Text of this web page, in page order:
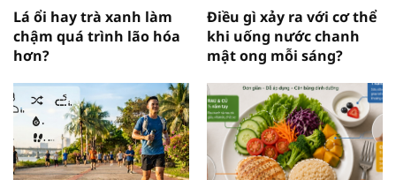
Lá ổi hay trà xanh làm
chậm quá trình lão hóa
hơn?
Điều gì xảy ra với cơ thể
khi uống nước chanh
mật ong mỗi sáng?